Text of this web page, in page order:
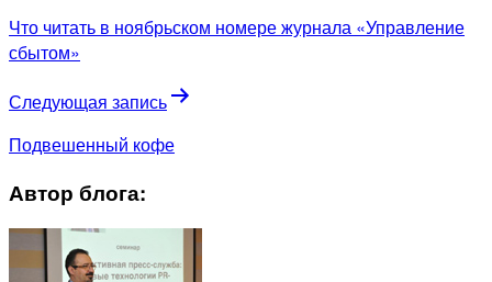
Что читать в ноябрьском номере журнала «Управление
сбытом»
Следующая запись
Подвешенный кофе
Автор блога: